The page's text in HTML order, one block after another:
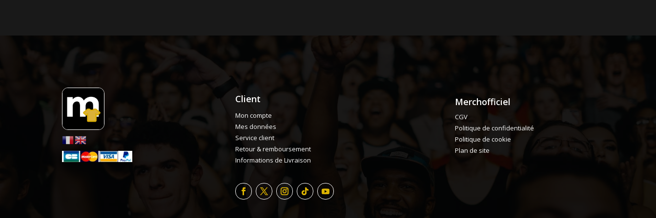
Client
Mon compte
Mes données
Service client
Retour & remboursement
Informations de Livraison
Merchofficiel
CGV
Politique de confidentialité
Politique de cookie
Plan de site